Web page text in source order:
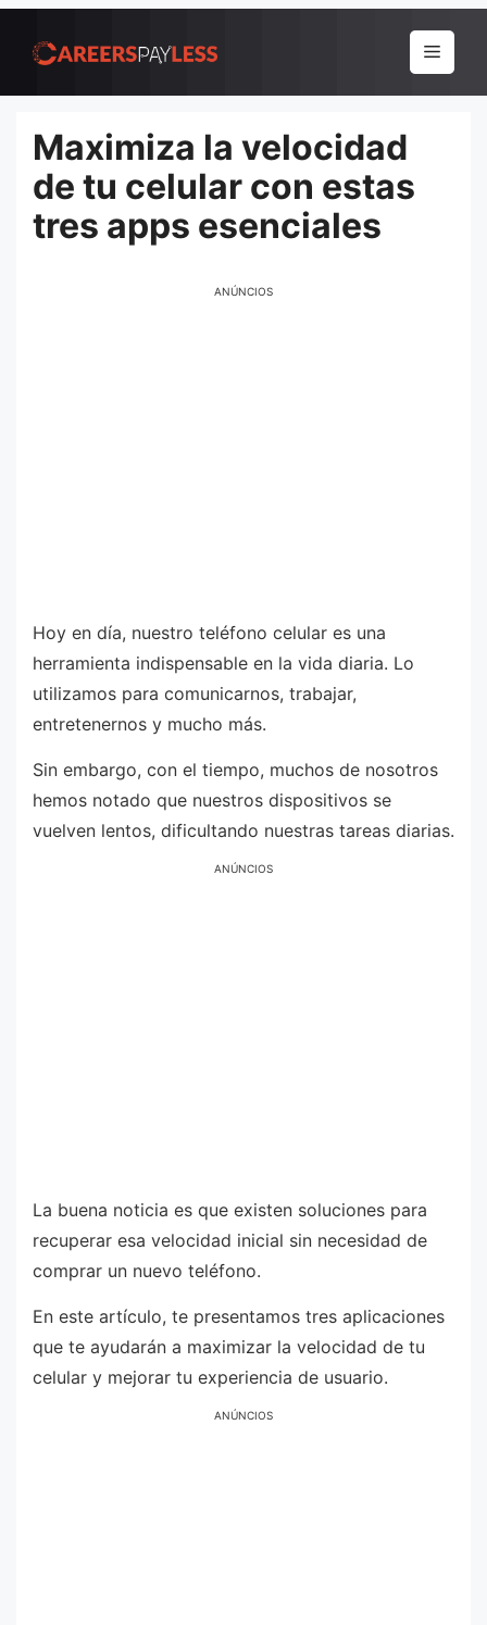
para
conteúdo
Menu
Maximiza la velocidad
de tu celular con estas
tres apps esenciales
ANÚNCIOS
Hoy en día, nuestro teléfono celular es una
herramienta indispensable en la vida diaria. Lo
utilizamos para comunicarnos, trabajar,
entretenernos y mucho más.
Sin embargo, con el tiempo, muchos de nosotros
hemos notado que nuestros dispositivos se
vuelven lentos, dificultando nuestras tareas diarias.
ANÚNCIOS
La buena noticia es que existen soluciones para
recuperar esa velocidad inicial sin necesidad de
comprar un nuevo teléfono.
En este artículo, te presentamos tres aplicaciones
que te ayudarán a maximizar la velocidad de tu
celular y mejorar tu experiencia de usuario.
ANÚNCIOS